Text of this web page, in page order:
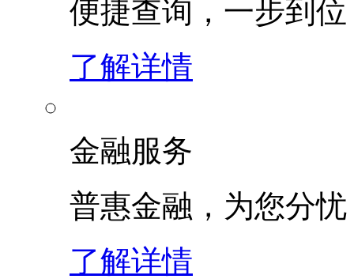
便捷查询，一步到位
了解详情
金融服务
普惠金融，为您分忧
了解详情